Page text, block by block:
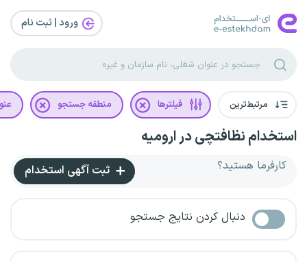
ورود | ثبت‌ نام
مرتبط‌ترین فیلترها منطقه جستجو
استخدام نظافتچی در ارومیه
کارفرما هستید؟ ثبت آگهی استخدام
دنبال کردن نتایج جستجو